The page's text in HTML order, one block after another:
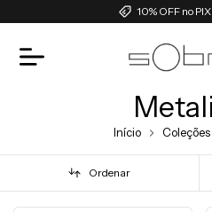
10% OFF no
Início Coleções
Ordenar